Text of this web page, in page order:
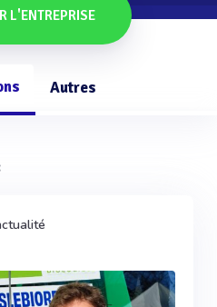
L'ENTREPRISE
Autres